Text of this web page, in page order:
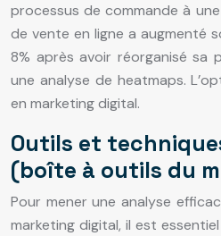
processus de commande à
de vente en ligne a augmenté
8% après avoir réorganisé sa
une analyse de heatmaps.
en marketing digital.
Outils et
(boîte à outils du
Pour mener une analyse
marketing digital, il est